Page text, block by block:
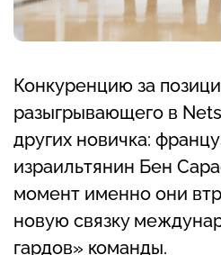
Конкуренцию за
разыгрывающего в
других новичка:
израильтянин Бен
момент именно они
новую связку
гардов» команды.